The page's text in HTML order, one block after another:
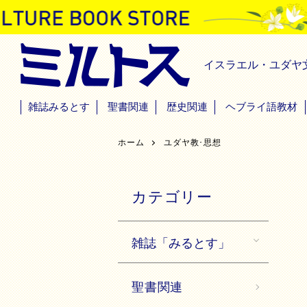
イスラエル・ユダヤ
雑誌みるとす 聖書関連 歴史関連 ヘブライ語教材
ホーム ユダヤ教･思想
カテゴリー
雑誌「みるとす」
聖書関連